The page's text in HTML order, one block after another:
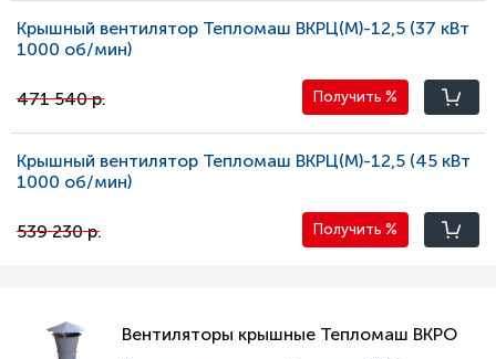
Крышный вентилятор Тепломаш ВКРЦ(М)-12,5 (37 кВт
1000 oб/мин)
471 540 р. Получить %
Крышный вентилятор Тепломаш ВКРЦ(М)-12,5 (45 кВт
1000 oб/мин)
539 230 р. Получить %
Вентиляторы крышные Тепломаш ВКРО